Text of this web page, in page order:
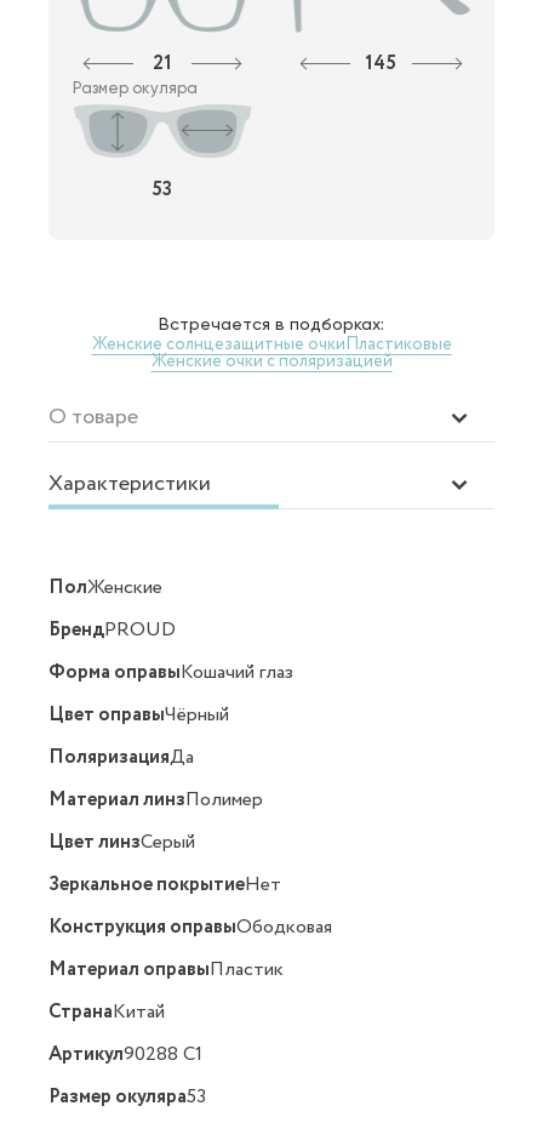
21 145
Размер окуляра
53
Встречается в подборках:
Женские солнцезащитные очкиПластиковые
Женские очки с поляризацией
О товаре
Характеристики
ПолЖенские
БрендPROUD
Форма оправыКошачий глаз
Цвет оправыЧёрный
ПоляризацияДа
Материал линзПолимер
Цвет линзСерый
Зеркальное покрытиеНет
Конструкция оправыОбодковая
Материал оправыПластик
СтранаКитай
Артикул90288 C1
Размер окуляра53